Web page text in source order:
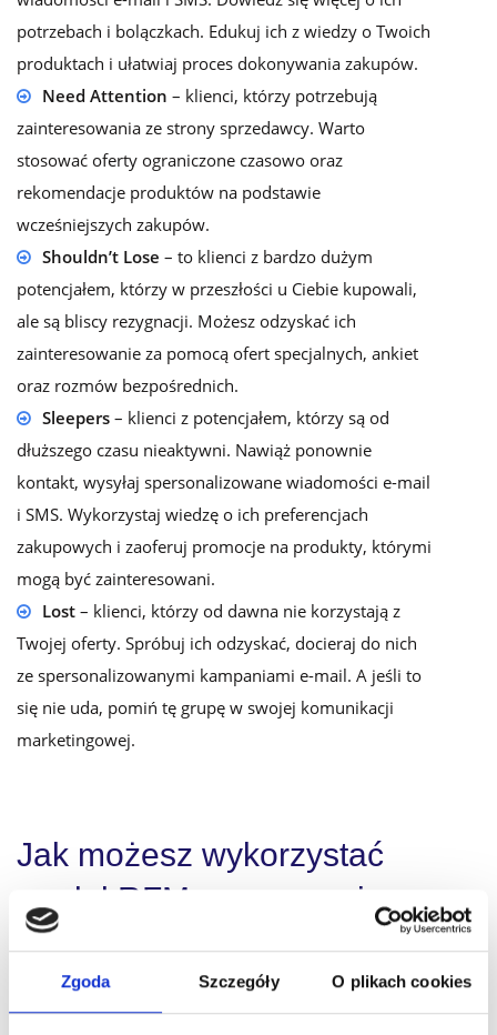
Zgoda Szczegóły O plikach cookies
potrzebach i bolączkach. Edukuj ich z wiedzy o Twoich
produktach i ułatwiaj proces dokonywania zakupów.
Need Attention – klienci, którzy potrzebują
zainteresowania ze strony sprzedawcy. Warto
stosować oferty ograniczone czasowo oraz
rekomendacje produktów na podstawie
wcześniejszych zakupów.
Shouldn’t Lose – to klienci z bardzo dużym
potencjałem, którzy w przeszłości u Ciebie kupowali,
ale są bliscy rezygnacji. Możesz odzyskać ich
zainteresowanie za pomocą ofert specjalnych, ankiet
oraz rozmów bezpośrednich.
Sleepers – klienci z potencjałem, którzy są od
dłuższego czasu nieaktywni. Nawiąż ponownie
kontakt, wysyłaj spersonalizowane wiadomości e-mail
i SMS. Wykorzystaj wiedzę o ich preferencjach
zakupowych i zaoferuj promocje na produkty, którymi
mogą być zainteresowani.
Lost – klienci, którzy od dawna nie korzystają z
Twojej oferty. Spróbuj ich odzyskać, docieraj do nich
ze spersonalizowanymi kampaniami e-mail. A jeśli to
się nie uda, pomiń tę grupę w swojej komunikacji
marketingowej.
Jak możesz wykorzystać
model RFM w programie
lojalnościowym?
Programy lojalnościowe dają wiele możliwości